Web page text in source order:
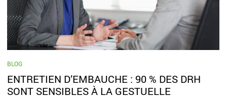
BLOG
ENTRETIEN D’EMBAUCHE : 90 % DES DRH
SONT SENSIBLES À LA GESTUELLE